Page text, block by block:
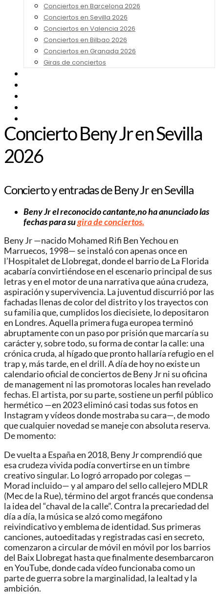
Conciertos en Barcelona 2026
Conciertos en Sevilla 2026
Conciertos en Valencia 2026
Conciertos en Bilbao 2026
Conciertos en Granada 2026
Giras de conciertos
Concierto Beny Jr en Sevilla
2026
Concierto y entradas de Beny Jr en Sevilla
Beny Jr el reconocido cantante,no ha anunciado las
fechas para sugira de conciertos.
Beny Jr —nacido Mohamed Rifi Ben Yechou en
Marruecos, 1998— se instaló con apenas once en
l’Hospitalet de Llobregat, donde el barrio de La Florida
acabaría convirtiéndose en el escenario principal de sus
letras y en el motor de una narrativa que aúna crudeza,
aspiración y supervivencia. La juventud discurrió por las
fachadas llenas de color del distrito y los trayectos con
su familia que, cumplidos los diecisiete, lo depositaron
en Londres. Aquella primera fuga europea terminó
abruptamente con un paso por prisión que marcaría su
carácter y, sobre todo, su forma de contar la calle: una
crónica cruda, al hígado que pronto hallaría refugio en el
trap y, más tarde, en el drill. A día de hoy no existe un
calendario oficial de conciertos de Beny Jr ni su oficina
de management ni las promotoras locales han revelado
fechas. El artista, por su parte, sostiene un perfil público
hermético —en 2023 eliminó casi todas sus fotos en
Instagram y vídeos donde mostraba su cara—, de modo
que cualquier novedad se maneje con absoluta reserva.
De momento:
De vuelta a España en 2018, Beny Jr comprendió que
esa crudeza vivida podía convertirse en un timbre
creativo singular. Lo logró arropado por colegas —
Morad incluido— y al amparo del sello callejero MDLR
(Mec de la Rue), término del argot francés que condensa
la idea del “chaval de la calle”. Contra la precariedad del
día a día, la música se alzó como megáfono
reivindicativo y emblema de identidad. Sus primeras
canciones, autoeditadas y registradas casi en secreto,
comenzaron a circular de móvil en móvil por los barrios
del Baix Llobregat hasta que finalmente desembarcaron
en YouTube, donde cada vídeo funcionaba como un
parte de guerra sobre la marginalidad, la lealtad y la
ambición.